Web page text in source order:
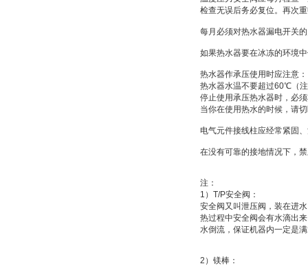
检查无误后务必复位。再次
每月必须对热水器漏电开关
如果热水器要在冰冻的环境
热水器作承压使用时应注意：
热水器水温不要超过60℃ （
停止使用承压热水器时，必
当你在使用热水的时候，请
电气元件接线柱应经常紧固
在没有可靠的接地情况下，
注：
1 ） T/P安全阀：
安全阀又叫泄压阀 ，装在进
热过程中安全阀会有水滴出
水倒流，保证机器内一定是
2 ） 镁棒：